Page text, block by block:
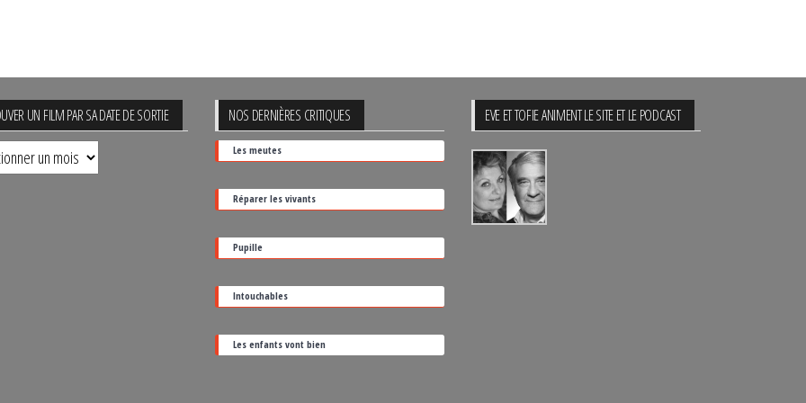
UN FILM PAR SA DATE DE SORTIE NOS DERNIÈRES CRITIQUES
Les meutes
Réparer les vivants
Pupille
Intouchables
Les enfants vont bien
EVE ET TOFIE ANIMENT LE SITE ET LE PODCAST